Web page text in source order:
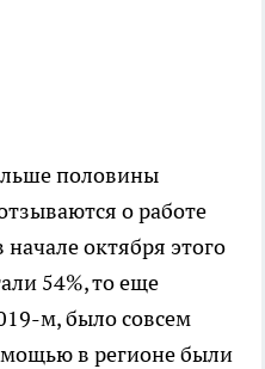
половины
о работе
октября этого
54%, то еще
м, было совсем
в регионе были